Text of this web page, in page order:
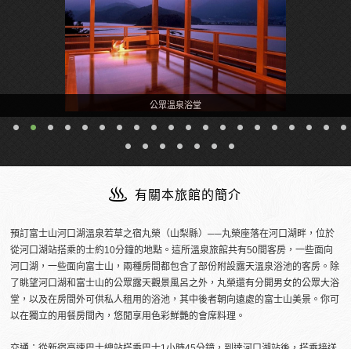
公眾溫泉浴堂
有關本旅館的簡介
預訂富士山河口湖溫泉若草之宿丸榮（山梨縣）──丸榮座落在河口湖畔，位於
從河口湖站搭乘的士約10分鐘的地點。這所溫泉旅館共有50間客房，一些面向
河口湖，一些面向富士山，兩種房間都包含了部份附設露天溫泉浴池的客房。除
了眺望河口湖和富士山的公眾露天觀景風呂之外，丸榮還有分開男女的公眾大浴
堂，以及在房間外可供私人租用的浴池，其中後者朝向遠處的富士山美景。你可
以在獨立的用餐房間內，悠閒享用色彩鮮艷的會席料理。